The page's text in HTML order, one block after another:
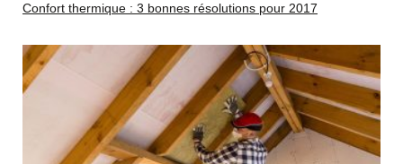
Confort thermique : 3 bonnes résolutions pour 2017